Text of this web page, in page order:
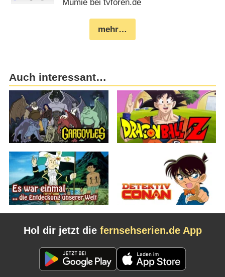
Mumie bei tvforen.de
mehr…
Auch interessant…
Hol dir jetzt die fernsehserien.de App